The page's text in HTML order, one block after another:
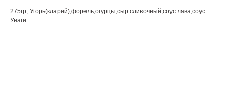
275гр, Угорь(кларий),форель,огурцы,сыр сливочный,соус лава,соус
Унаги